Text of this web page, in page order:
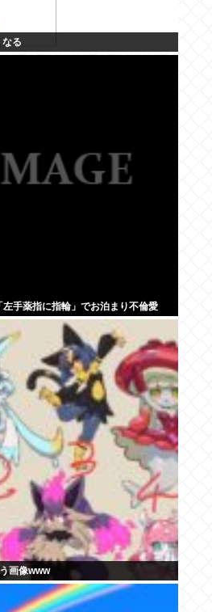
なる
手薬指に指輪」でお泊まり不倫愛
画像www